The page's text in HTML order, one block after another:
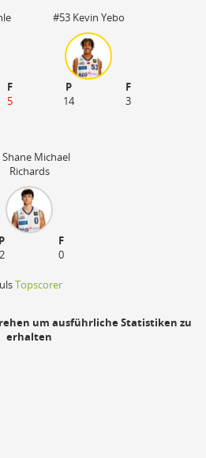
F
5
#53 Kevin Yebo
P
F
14
3
Shane Michael
Richards
P
F
2
0
Topscorer
um ausführliche Statistiken zu
erhalten